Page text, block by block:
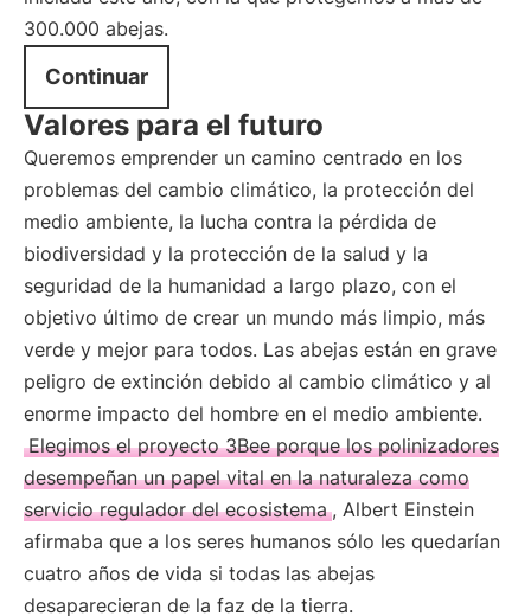
300.000 abejas.
Continuar
Valores para el futuro
Queremos emprender un camino centrado en los
problemas del cambio climático, la protección del
medio ambiente, la lucha contra la pérdida de
biodiversidad y la protección de la salud y la
seguridad de la humanidad a largo plazo, con el
objetivo último de crear un mundo más limpio, más
verde y mejor para todos. Las abejas están en grave
peligro de extinción debido al cambio climático y al
enorme impacto del hombre en el medio ambiente.
Elegimos el proyecto 3Bee porque los polinizadores
desempeñan un papel vital en la naturaleza como
servicio regulador del ecosistema , Albert Einstein
afirmaba que a los seres humanos sólo les quedarían
cuatro años de vida si todas las abejas
desaparecieran de la faz de la tierra.